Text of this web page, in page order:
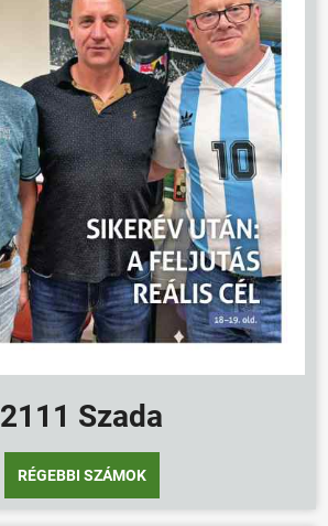
2111 Szada
RÉGEBBI SZÁMOK